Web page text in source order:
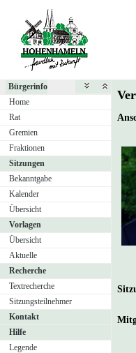
Bürgerinfo
Home
Rat
Gremien
Fraktionen
Sitzungen
Bekanntgabe
Kalender
Übersicht
Vorlagen
Übersicht
Aktuelle
Recherche
Textrecherche
Sitzungsteilnehmer
Kontakt
Hilfe
Legende